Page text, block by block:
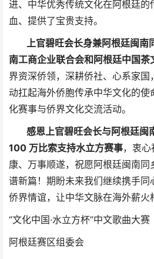
进、中华优秀传统文化在阿根廷
血、提供了宝贵支持。
上官碧旺会长身兼阿根廷闽南
南工商企业联合会和阿根廷中国茶
界资深侨领，深耕侨社、心系家
动扛起海外侨胞传承中华文化的
化赛事与侨界文化交流活动。
感恩上官碧旺会长与阿根廷闽
100 万比索支持水立方赛事，衷
康、万事顺遂，祝愿阿根廷闽南
谱新篇！期盼未来我们继续携手同
侨界情谊，让中华文脉在海外薪火
“文化中国·水立方杯”中文歌曲大赛
阿根廷赛区组委会